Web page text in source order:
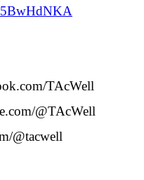
TAcWell
@TAcWell
@tacwell